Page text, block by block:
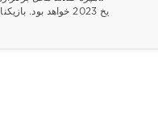
یخ 2023 خواهد بود.